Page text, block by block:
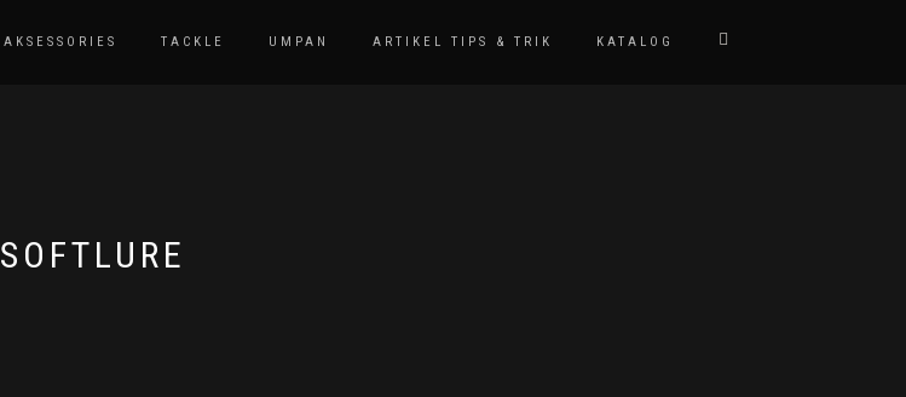
AKSESSORIES TACKLE UMPAN ARTIKEL TIPS & TRIK KATALOG
SOFTLURE